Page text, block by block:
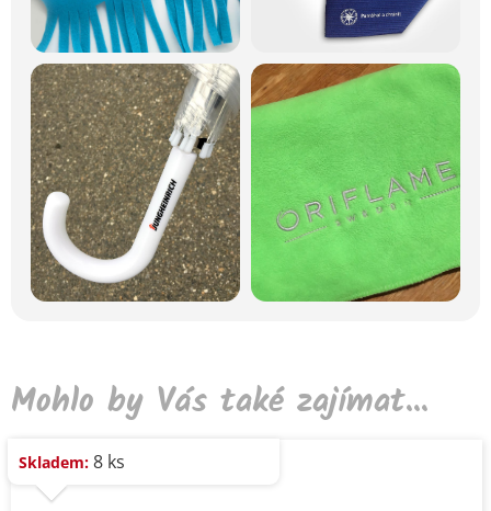
Mohlo by Vás také zajímat...
Skladem: 8 ks